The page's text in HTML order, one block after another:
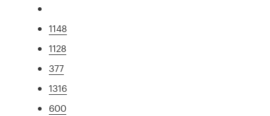
1148
1128
377
1316
600